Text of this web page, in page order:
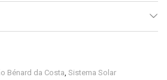
Bénard da Costa, Sistema Solar